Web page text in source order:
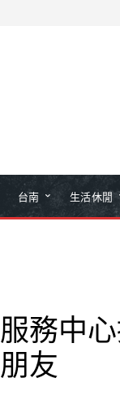
台南 生活休閒
務中
友